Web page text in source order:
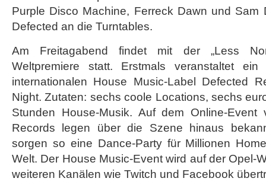
Purple Disco Machine, Ferreck Dawn und Sam
Defected an die Turntables.
Am Freitagabend findet mit der „Less
Weltpremiere statt. Erstmals veranstaltet
internationalen House Music-Label Defected
Night. Zutaten: sechs coole Locations, sechs
Stunden House-Musik. Auf dem Online-
Records legen über die Szene hinaus
sorgen so eine Dance-Party für Millionen
Welt. Der House Music-Event wird auf der Opel-
weiteren Kanälen wie Twitch und Facebook